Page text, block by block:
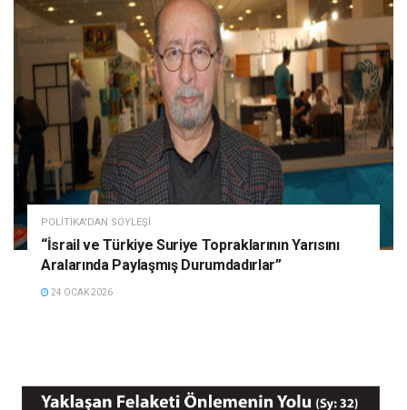
POLITIKA'DAN SÖYLEŞI
“İsrail ve Türkiye Suriye Topraklarının Yarısını
Aralarında Paylaşmış Durumdadırlar”
24 OCAK 2026